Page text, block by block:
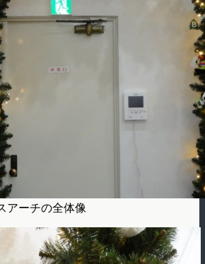
アーチの全体像